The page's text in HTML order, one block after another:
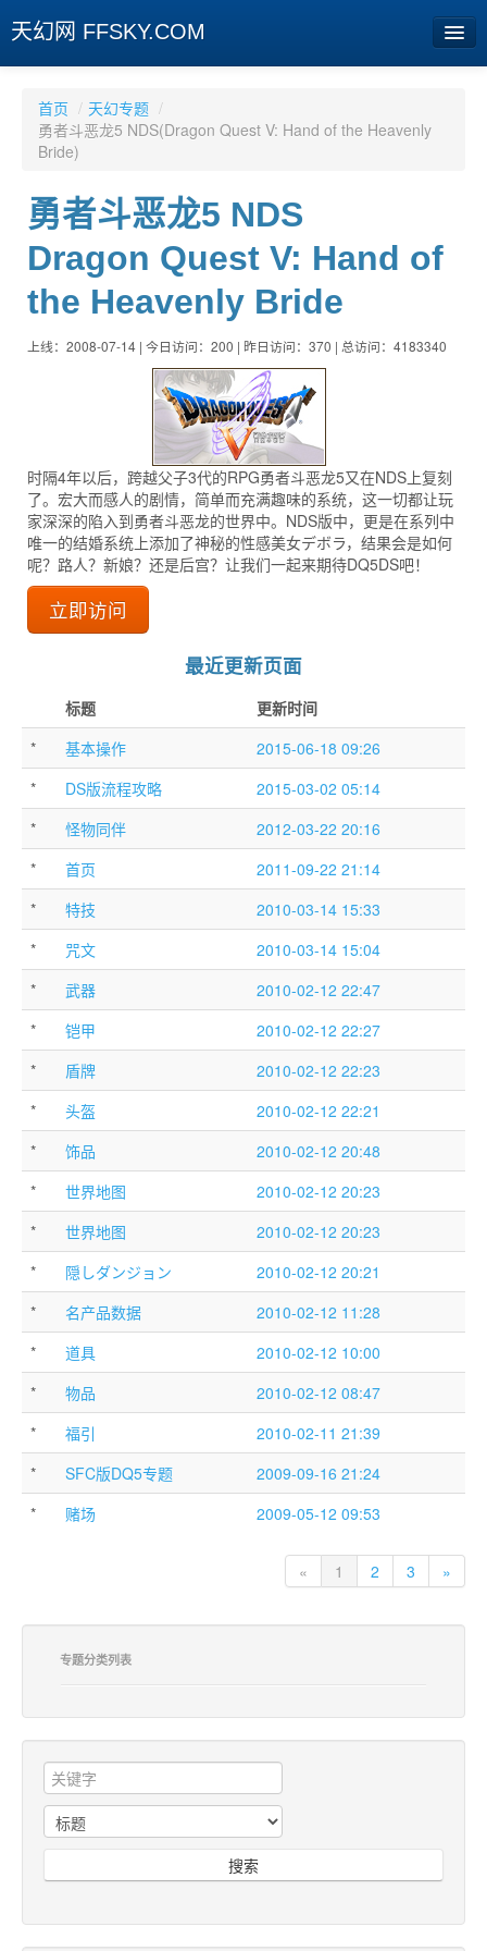
天幻网 FFSKY.COM
资讯
娱乐
[登陆] [注册]
首页 / 天幻专题 /
勇者斗恶龙5 NDS(Dragon Quest V: Hand of the Heavenly
Bride)
勇者斗恶龙5 NDS
Dragon Quest V: Hand of
the Heavenly Bride
上线：2008-07-14 | 今日访问：200 | 昨日访问：370 | 总访问：4183340
时隔4年以后，跨越父子3代的RPG勇者斗恶龙5又在NDS上复刻
了。宏大而感人的剧情，简单而充满趣味的系统，这一切都让玩
家深深的陷入到勇者斗恶龙的世界中。NDS版中，更是在系列中
唯一的结婚系统上添加了神秘的性感美女デボラ，结果会是如何
呢？路人？新娘？还是后宫？让我们一起来期待DQ5DS吧！
立即访问
最近更新页面
标题
更新时间
*
基本操作
2015-06-18 09:26
*
DS版流程攻略
2015-03-02 05:14
*
怪物同伴
2012-03-22 20:16
*
首页
2011-09-22 21:14
*
特技
2010-03-14 15:33
*
咒文
2010-03-14 15:04
*
武器
2010-02-12 22:47
*
铠甲
2010-02-12 22:27
*
盾牌
2010-02-12 22:23
*
头盔
2010-02-12 22:21
*
饰品
2010-02-12 20:48
*
世界地图
2010-02-12 20:23
*
世界地图
2010-02-12 20:23
*
隠しダンジョン
2010-02-12 20:21
*
名产品数据
2010-02-12 11:28
*
道具
2010-02-12 10:00
*
物品
2010-02-12 08:47
*
福引
2010-02-11 21:39
*
SFC版DQ5专题
2009-09-16 21:24
*
赌场 2009-05-12 09:53
« 1 2 3 »
专题分类列表
搜索